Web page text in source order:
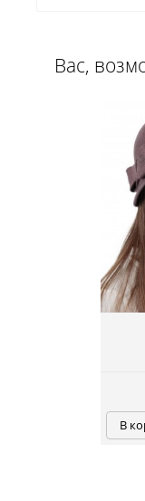
Вас,
В